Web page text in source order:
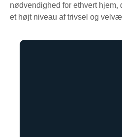
nødvendighed for ethvert hjem,
et højt niveau af trivsel og